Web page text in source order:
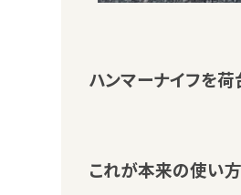
ハンマーナイフを荷
これが本来の使い